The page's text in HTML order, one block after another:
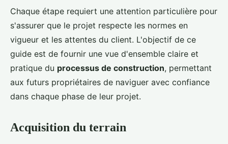
Chaque étape requiert une attention particulière pour
s'assurer que le projet respecte les normes en
vigueur et les attentes du client. L'objectif de ce
guide est de fournir une vue d'ensemble claire et
pratique du processus de construction, permettant
aux futurs propriétaires de naviguer avec confiance
dans chaque phase de leur projet.
Acquisition du terrain